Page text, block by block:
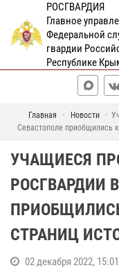
РОСГВАРДИЯ
Главное
Федеральной
гвардии
Республике
Главная Новости
Севастополе приобщились
УЧАЩИЕСЯ
РОСГВАРДИИ
СТРАНИЦ
02 декабря 2022, 15:01